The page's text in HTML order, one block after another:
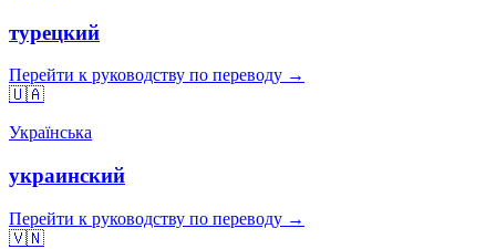
турецкий
Перейти к руководству по переводу →
🇺🇦
Українська
украинский
Перейти к руководству по переводу →
🇻🇳